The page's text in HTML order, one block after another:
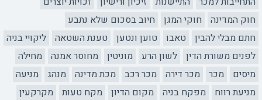
חוק המדינה
חוקי המגן
חיוב בסכום שלא נתבע
חתם מבלי להבין
טאבו טוען ונטען טענת השטאה
ליקויי בניה
לפנים משורת הדין
לשון הרע מוניטין מחוסר אמנה
מחילה
מיסים
מכר מכר דירה מכר רכב מכת מדינה מנהג
מניעה
מניעת רווח
מפקח בניה מקום הדיון מקח טעות
מקרקעין